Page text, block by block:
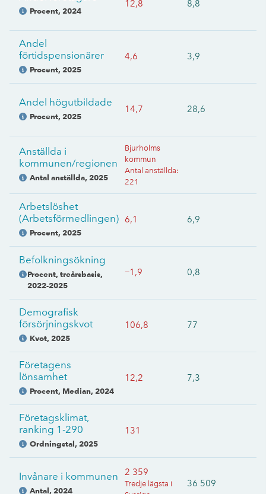
Procent, 2024
12,8 8,8
Andel
förtidspensionärer
Procent, 2025
4,6 3,9
Andel högutbildade
Procent, 2025
14,7 28,6
Anställda i
kommunen/regionen
Antal anställda, 2025
Bjurholms
kommun
Antal anställda:
221
Arbetslöshet
(Arbetsförmedlingen)
Procent, 2025
6,1 6,9
Befolkningsökning
Procent, treårsbasis,
2022-2025
−1,9 0,8
Demografisk
försörjningskvot
Kvot, 2025
106,8 77
Företagens
lönsamhet
Procent, Median, 2024
12,2 7,3
Företagsklimat,
ranking 1-290
Ordningstal, 2025
131
Invånare i kommunen
Antal, 2024
2 359
Tredje lägsta i
36 509